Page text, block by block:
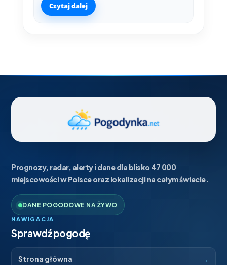
Czytaj dalej
Prognozy, radar, alerty i dane dla blisko 47 000
miejscowości w Polsce oraz lokalizacji na całym świecie.
DANE POGODOWE NA ŻYWO
NAWIGACJA
Sprawdź pogodę
Strona główna →